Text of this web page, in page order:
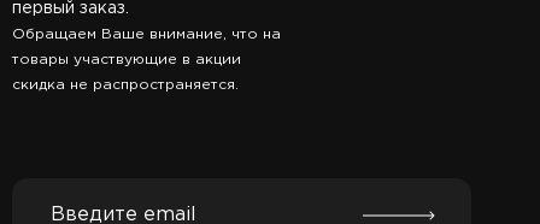
первый заказ.
Обращаем Ваше внимание, что на
товары участвующие в акции
скидка не распространяется.